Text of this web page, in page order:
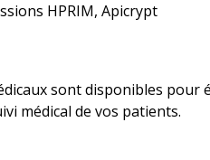
HPRIM, Apicrypt
sont disponibles pour
médical de vos patients.